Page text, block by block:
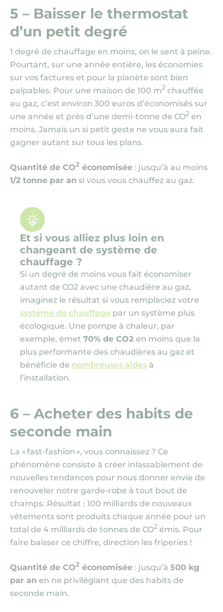
5 – Baisser le thermostat
d’un petit degré
1 degré de chauffage en moins, on le sent à peine.
Pourtant, sur une année entière, les économies
sur vos factures et pour la planète sont bien
palpables. Pour une maison de 100 m2 chauffée
au gaz, c’est environ 300 euros d’économisés sur
une année et près d’une demi-tonne de CO2 en
moins. Jamais un si petit geste ne vous aura fait
gagner autant sur tous les plans.
Quantité de CO2 économisée : jusqu’à au moins
1/2 tonne par an si vous vous chauffez au gaz.
Et si vous alliez plus loin en
changeant de système de
chauffage ?
Si un degré de moins vous fait économiser
autant de CO2 avec une chaudière au gaz,
imaginez le résultat si vous remplaciez votre
système de chauffage par un système plus
écologique. Une pompe à chaleur, par
exemple, émet 70% de CO2 en moins que la
plus performante des chaudières au gaz et
bénéficie de nombreuses aides à
l’installation.
6 – Acheter des habits de
seconde main
La « fast-fashion », vous connaissez ? Ce
phénomène consiste à créer inlassablement de
nouvelles tendances pour nous donner envie de
renouveler notre garde-robe à tout bout de
champs. Résultat : 100 milliards de nouveaux
vêtements sont produits chaque année pour un
total de 4 milliards de tonnes de CO2 émis. Pour
faire baisser ce chiffre, direction les friperies !
Quantité de CO2 économisée : jusqu’à 500 kg
par an en ne privilégiant que des habits de
seconde main.